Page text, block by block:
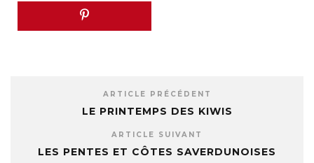
ARTICLE PRÉCÉDENT
LE PRINTEMPS DES KIWIS
ARTICLE SUIVANT
LES PENTES ET CÔTES SAVERDUNOISES